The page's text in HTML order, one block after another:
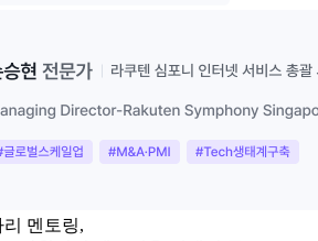
리 멘토링,